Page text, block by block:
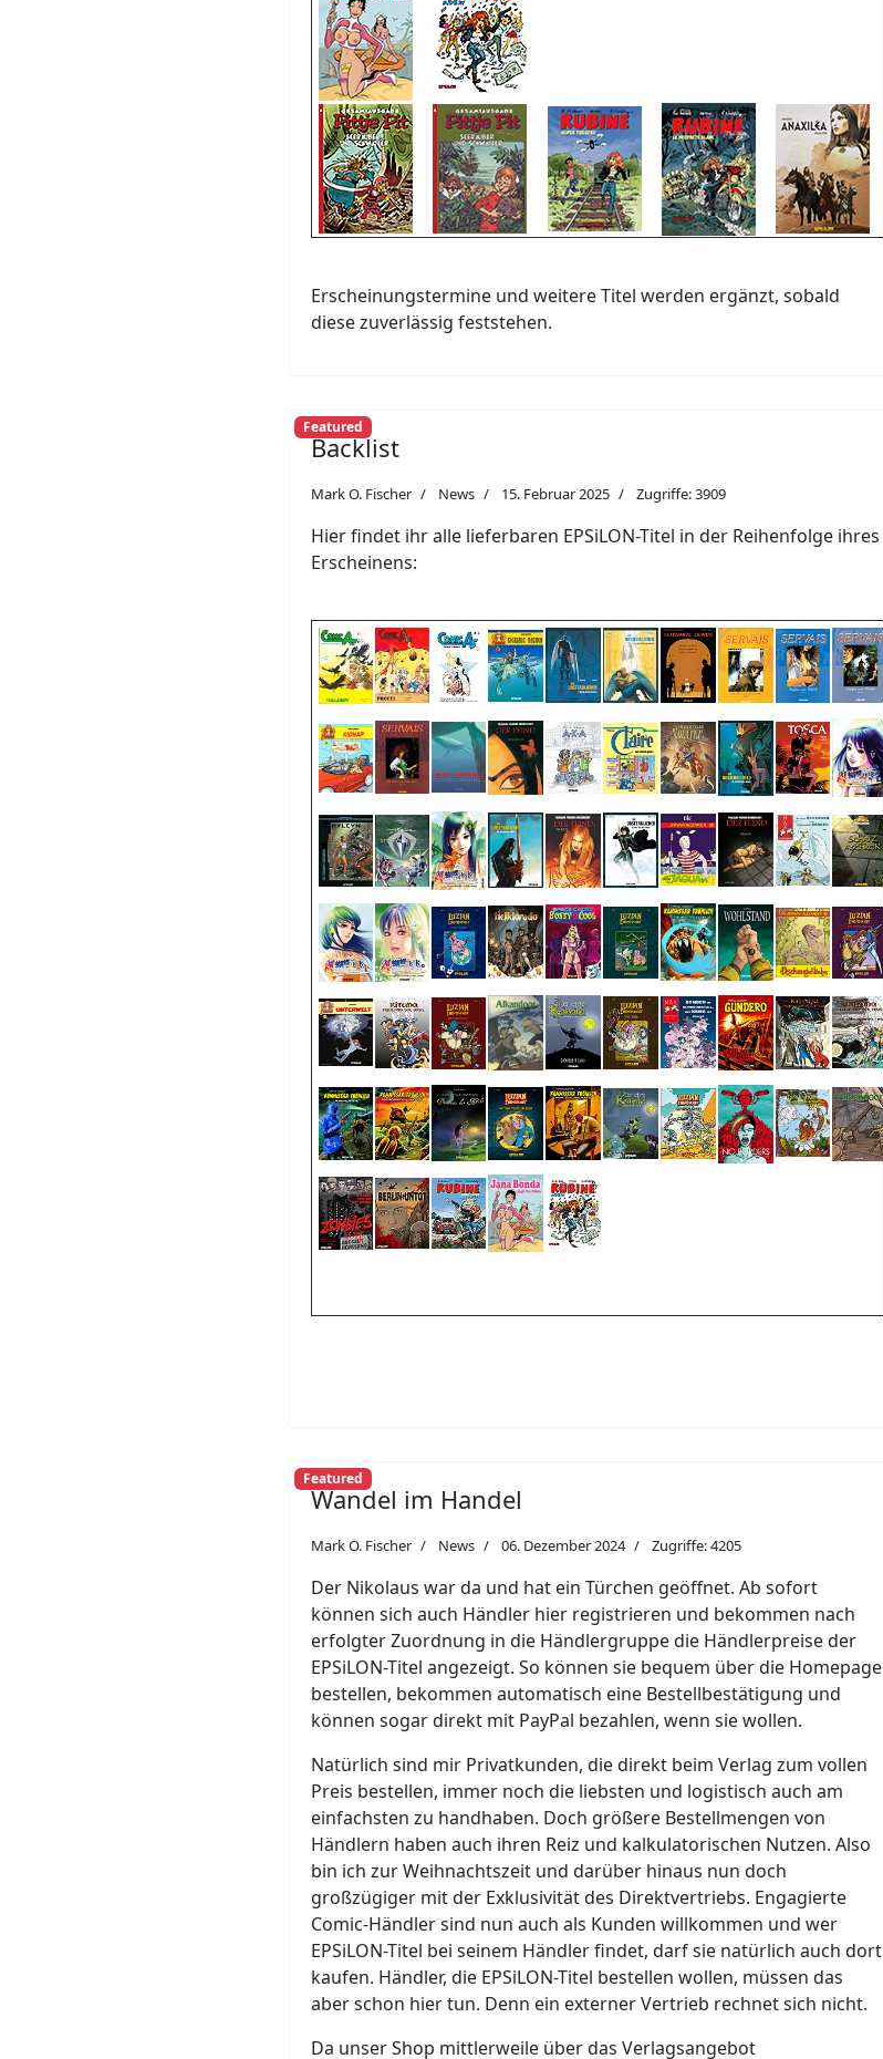
Erscheinungstermine und weitere Titel werden ergänzt, sobald
diese zuverlässig feststehen.
Featured
Backlist
Mark O. Fischer News 15. Februar 2025 Zugriffe: 3909
Hier findet ihr alle lieferbaren EPSiLON-Titel in der Reihenfolge ihres
Erscheinens:
Featured
Wandel im Handel
Mark O. Fischer News 06. Dezember 2024 Zugriffe: 4205
Der Nikolaus war da und hat ein Türchen geöffnet. Ab sofort
können sich auch Händler hier registrieren und bekommen nach
erfolgter Zuordnung in die Händlergruppe die Händlerpreise der
EPSiLON-Titel angezeigt. So können sie bequem über die Homepage
bestellen, bekommen automatisch eine Bestellbestätigung und
können sogar direkt mit PayPal bezahlen, wenn sie wollen.
Natürlich sind mir Privatkunden, die direkt beim Verlag zum vollen
Preis bestellen, immer noch die liebsten und logistisch auch am
einfachsten zu handhaben. Doch größere Bestellmengen von
Händlern haben auch ihren Reiz und kalkulatorischen Nutzen. Also
bin ich zur Weihnachtszeit und darüber hinaus nun doch
großzügiger mit der Exklusivität des Direktvertriebs. Engagierte
Comic-Händler sind nun auch als Kunden willkommen und wer
EPSiLON-Titel bei seinem Händler findet, darf sie natürlich auch dort
kaufen. Händler, die EPSiLON-Titel bestellen wollen, müssen das
aber schon hier tun. Denn ein externer Vertrieb rechnet sich nicht.
Da unser Shop mittlerweile über das Verlagsangebot